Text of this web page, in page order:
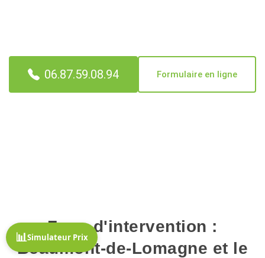
06.87.59.08.94 Formulaire en ligne
Zone d'intervention :
Beaumont-de-Lomagne et le
📊Simulateur Prix